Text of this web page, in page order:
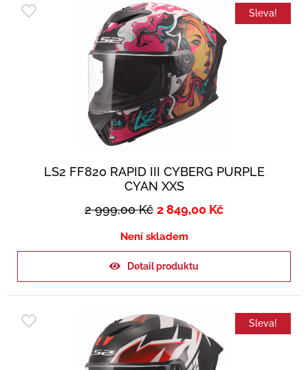
Sleva!
LS2 FF820 RAPID III CYBERG PURPLE
CYAN XXS
2 999,00Kč 2 849,00 Kč
Není skladem
Detail produktu
Sleva!